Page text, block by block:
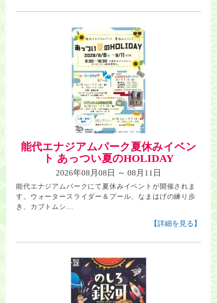
能代エナジアムパーク夏休みイベン
ト あっつい夏のHOLIDAY
2026年08月08日 ～ 08月11日
能代エナジアムパークにて夏休みイベントが開催されま
す。ウォータースライダー＆プール、なまはげの練り歩
き、カブトムシ...
【詳細を見る】